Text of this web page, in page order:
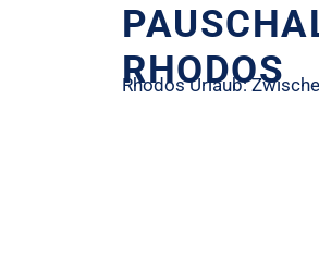
RHODOS
Rhodos Urlaub: